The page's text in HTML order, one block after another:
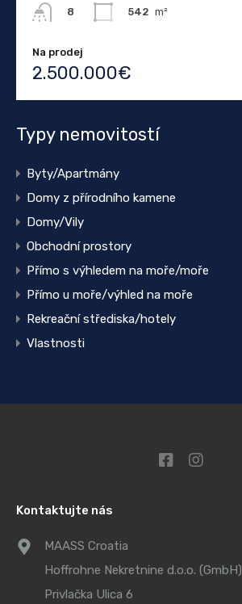
8
542 m²
Na prodej
2.500.000€
Typy nemovitostí
Byty/Apartmány
Domy z přírodního kamene
Domy/Vily
Obchodní prostory
Přímo s výhledem na moře/moře
Přímo u moře/výhled na moře
Rekreační střediska/hotely
Vlastnosti
Kontaktujte nás
MAASS Croatia
Hoffrohne Nekretnine d.o.o. (GmbH)
Privlačka Ulica 6